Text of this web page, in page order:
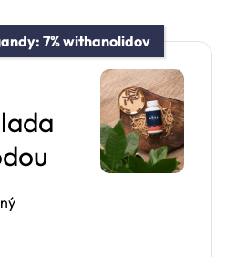
7% withanolidov